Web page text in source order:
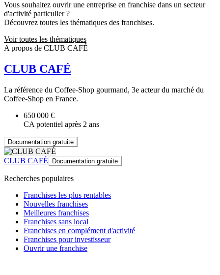
Vous souhaitez ouvrir une entreprise en franchise dans un secteur
d'activité particulier ?
Découvrez toutes les thématiques des franchises.
Voir toutes les thématiques
A propos de CLUB CAFÉ
CLUB CAFÉ
La référence du Coffee-Shop gourmand, 3e acteur du marché du
Coffee-Shop en France.
650 000 €
CA potentiel après 2 ans
Documentation gratuite
CLUB CAFÉ Documentation gratuite
Recherches populaires
Franchises les plus rentables
Nouvelles franchises
Meilleures franchises
Franchises sans local
Franchises en complément d'activité
Franchises pour investisseur
Ouvrir une franchise